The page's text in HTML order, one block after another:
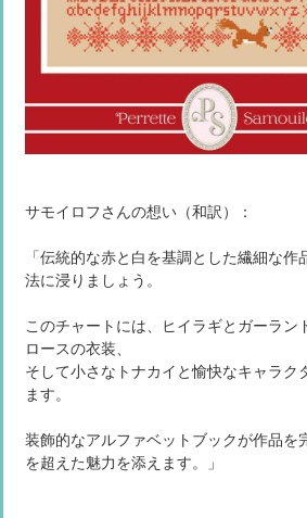
サモイロフさんの想い（和訳）：
「伝統的な赤と白を基調とした繊細な
法に浸りましょう。
このチャートには、ヒイラギとガーラン
ロースの衣装、
そして小さなトナカイと愉快なキャラク
ます。
装飾的なアルファベットブックが作品を
を超えた魅力を添えます。」